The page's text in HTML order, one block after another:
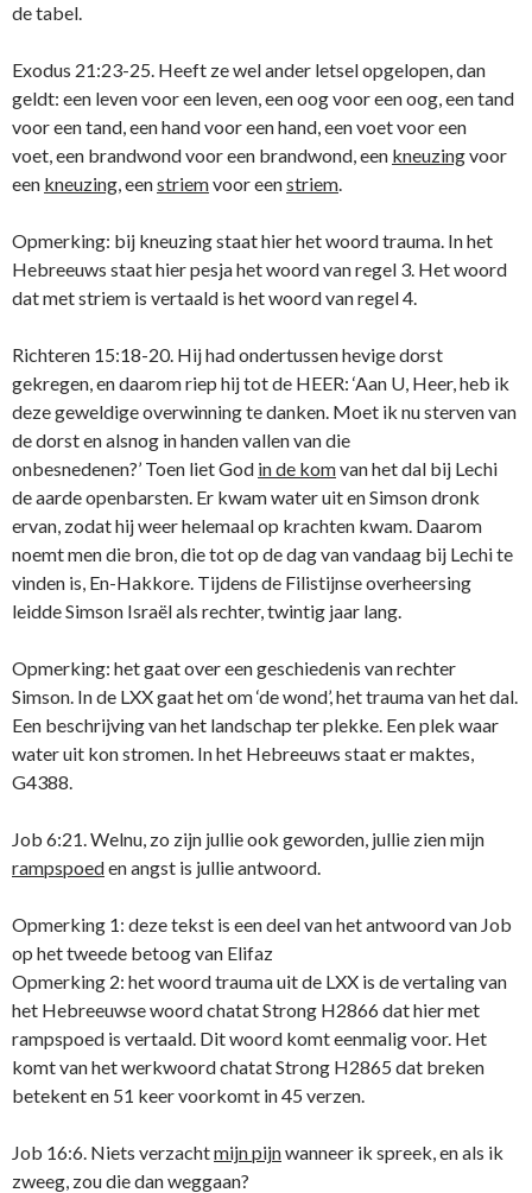
de tabel.
Exodus 21:23-25. Heeft ze wel ander letsel opgelopen, dan
geldt: een leven voor een leven, een oog voor een oog, een tand
voor een tand, een hand voor een hand, een voet voor een
voet, een brandwond voor een brandwond, een kneuzingvoor
een kneuzing, eenstriemvoor eenstriem.
Opmerking: bij kneuzing staat hier het woord trauma. In het
Hebreeuws staat hier pesja het woord van regel 3. Het woord
dat met striem is vertaald is het woord van regel 4.
Richteren 15:18-20. Hij had ondertussen hevige dorst
gekregen, en daarom riep hij tot de HEER: ‘Aan U, Heer, heb ik
deze geweldige overwinning te danken. Moet ik nu sterven van
de dorst en alsnog in handen vallen van die
onbesnedenen?’ Toen liet God in de komvan het dal bij Lechi
de aarde openbarsten. Er kwam water uit en Simson dronk
ervan, zodat hij weer helemaal op krachten kwam. Daarom
noemt men die bron, die tot op de dag van vandaag bij Lechi te
vinden is, En-Hakkore. Tijdens de Filistijnse overheersing
leidde Simson Israël als rechter, twintig jaar lang.
Opmerking: het gaat over een geschiedenis van rechter
Simson. In de LXX gaat het om ‘de wond’, het trauma van het dal.
Een beschrijving van het landschap ter plekke. Een plek waar
water uit kon stromen. In het Hebreeuws staat er maktes,
G4388.
Job 6:21. Welnu, zo zijn jullie ook geworden, jullie zien mijn
rampspoeden angst is jullie antwoord.
Opmerking 1: deze tekst is een deel van het antwoord van Job
op het tweede betoog van Elifaz
Opmerking 2: het woord trauma uit de LXX is de vertaling van
het Hebreeuwse woord chatat Strong H2866 dat hier met
rampspoed is vertaald. Dit woord komt eenmalig voor. Het
komt van het werkwoord chatat Strong H2865 dat breken
betekent en 51 keer voorkomt in 45 verzen.
Job 16:6. Niets verzachtmijn pijnwanneer ik spreek, en als ik
zweeg, zou die dan weggaan?